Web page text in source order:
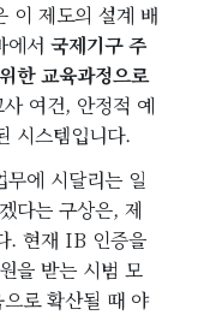
이 제도의 설계 배
에서 국제기구 주
한 교육과정으로
여건, 안정적 예
시스템입니다.
에 시달리는 일
다는 구상은, 제
. 현재 IB 인증을
을 받는 시범 모
로 확산될 때 야